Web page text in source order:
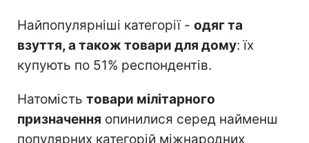
Найпопулярніші категорії - одяг та
взуття, а також товари для дому: їх
купують по 51% респондентів.
Натомість товари мілітарного
призначення опинилися серед найменш
популярних категорій міжнародних